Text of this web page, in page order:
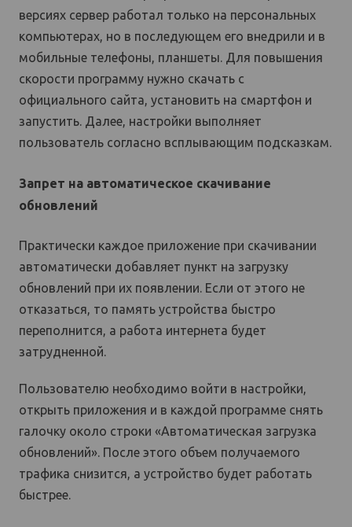
версиях сервер работал только на персональных
компьютерах, но в последующем его внедрили и в
мобильные телефоны, планшеты. Для повышения
скорости программу нужно скачать с
официального сайта, установить на смартфон и
запустить. Далее, настройки выполняет
пользователь согласно всплывающим подсказкам.
Запрет на автоматическое скачивание
обновлений
Практически каждое приложение при скачивании
автоматически добавляет пункт на загрузку
обновлений при их появлении. Если от этого не
отказаться, то память устройства быстро
переполнится, а работа интернета будет
затрудненной.
Пользователю необходимо войти в настройки,
открыть приложения и в каждой программе снять
галочку около строки «Автоматическая загрузка
обновлений». После этого объем получаемого
трафика снизится, а устройство будет работать
быстрее.